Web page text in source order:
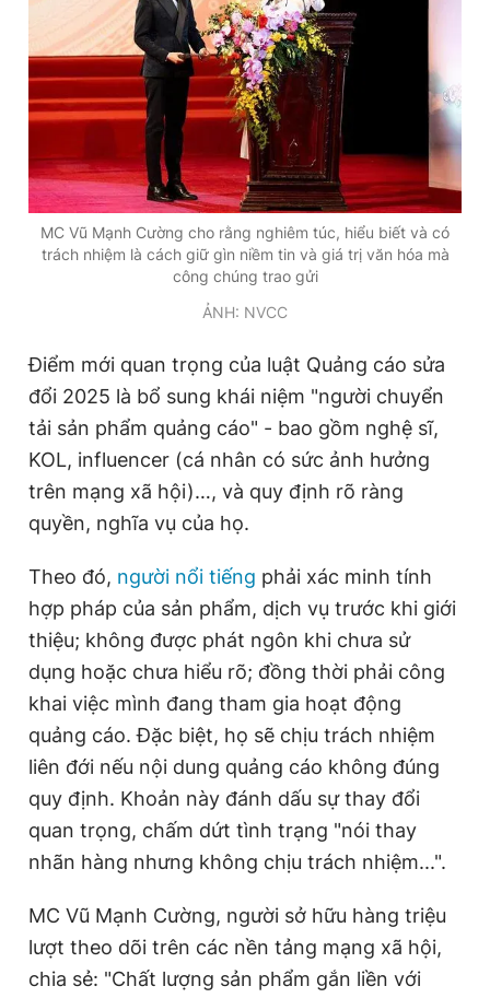
Quảng cáo RSS Tòa soạn Chính sách bảo
Tổng biên tập: Nguyễn Ngọc Toàn
Phó tổng biên tập thường trực: Hải Thành
Phó tổng biên tập: Lâm Hiếu Dũng
Phó tổng biên tập: Trần Việt Hưng
Tổng thư ký tòa soạn: Đức Trung
Giấy phép xuất bản số 110/GP - BTTTT cấp ngày 24.3.2020
© 2003-2026 Bản quyền thuộc về Báo Thanh Niên. Cấm sao
chép dưới mọi hình thức nếu không có sự chấp thuận bằng văn
bản. Phát triển bởi ePi Technologies, JSC.
MC Vũ Mạnh Cường cho rằng nghiêm túc, hiểu biết và có
trách nhiệm là cách giữ gìn niềm tin và giá trị văn hóa mà
công chúng trao gửi
ẢNH: NVCC
Điểm mới quan trọng của luật Quảng cáo sửa
đổi 2025 là bổ sung khái niệm "người chuyển
tải sản phẩm quảng cáo" - bao gồm nghệ sĩ,
KOL, influencer (cá nhân có sức ảnh hưởng
trên mạng xã hội)…, và quy định rõ ràng
quyền, nghĩa vụ của họ.
Theo đó, người nổi tiếng phải xác minh tính
hợp pháp của sản phẩm, dịch vụ trước khi giới
thiệu; không được phát ngôn khi chưa sử
dụng hoặc chưa hiểu rõ; đồng thời phải công
khai việc mình đang tham gia hoạt động
quảng cáo. Đặc biệt, họ sẽ chịu trách nhiệm
liên đới nếu nội dung quảng cáo không đúng
quy định. Khoản này đánh dấu sự thay đổi
quan trọng, chấm dứt tình trạng "nói thay
nhãn hàng nhưng không chịu trách nhiệm...".
MC Vũ Mạnh Cường, người sở hữu hàng triệu
lượt theo dõi trên các nền tảng mạng xã hội,
chia sẻ: "Chất lượng sản phẩm gắn liền với